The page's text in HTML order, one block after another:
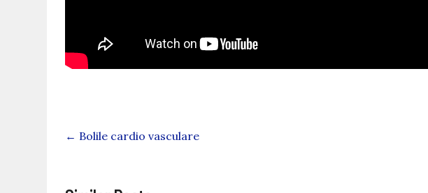
← Bolile cardio vasculare